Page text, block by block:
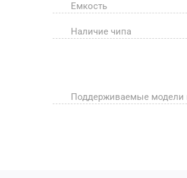
Емкость
Наличие чипа
Поддерживаемые модели